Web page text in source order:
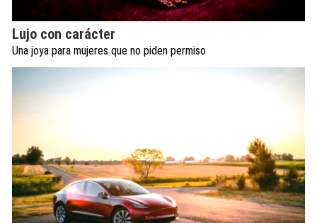
Lujo con carácter
Una joya para mujeres que no piden permiso